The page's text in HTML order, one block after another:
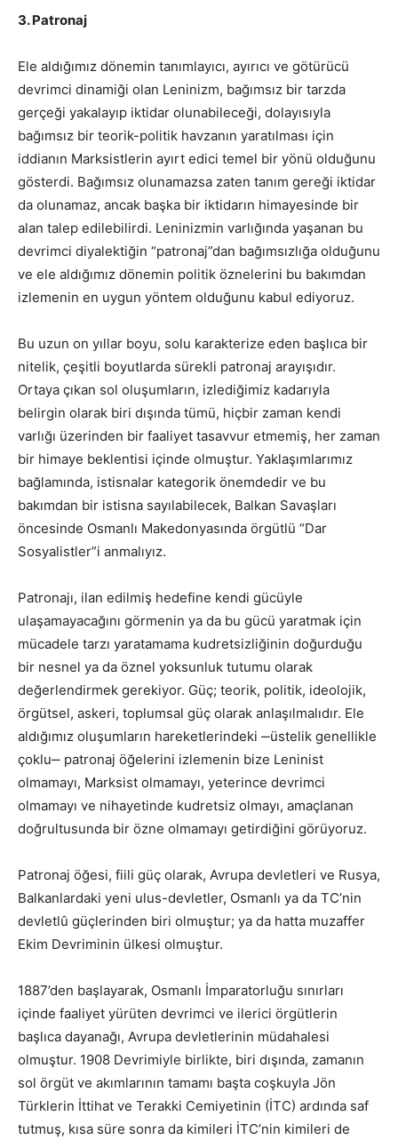
3. Patronaj
Ele aldığımız dönemin tanımlayıcı, ayırıcı ve götürücü
devrimci dinamiği olan Leninizm, bağımsız bir tarzda
gerçeği yakalayıp iktidar olunabileceği, dolayısıyla
bağımsız bir teorik-politik havzanın yaratılması için
iddianın Marksistlerin ayırt edici temel bir yönü olduğunu
gösterdi. Bağımsız olunamazsa zaten tanım gereği iktidar
da olunamaz, ancak başka bir iktidarın himayesinde bir
alan talep edilebilirdi. Leninizmin varlığında yaşanan bu
devrimci diyalektiğin “patronaj”dan bağımsızlığa olduğunu
ve ele aldığımız dönemin politik öznelerini bu bakımdan
izlemenin en uygun yöntem olduğunu kabul ediyoruz.
Bu uzun on yıllar boyu, solu karakterize eden başlıca bir
nitelik, çeşitli boyutlarda sürekli patronaj arayışıdır.
Ortaya çıkan sol oluşumların, izlediğimiz kadarıyla
belirgin olarak biri dışında tümü, hiçbir zaman kendi
varlığı üzerinden bir faaliyet tasavvur etmemiş, her zaman
bir himaye beklentisi içinde olmuştur. Yaklaşımlarımız
bağlamında, istisnalar kategorik önemdedir ve bu
bakımdan bir istisna sayılabilecek, Balkan Savaşları
öncesinde Osmanlı Makedonyasında örgütlü “Dar
Sosyalistler”i anmalıyız.
Patronajı, ilan edilmiş hedefine kendi gücüyle
ulaşamayacağını görmenin ya da bu gücü yaratmak için
mücadele tarzı yaratamama kudretsizliğinin doğurduğu
bir nesnel ya da öznel yoksunluk tutumu olarak
değerlendirmek gerekiyor. Güç; teorik, politik, ideolojik,
örgütsel, askeri, toplumsal güç olarak anlaşılmalıdır. Ele
aldığımız oluşumların hareketlerindeki ‒üstelik genellikle
çoklu‒ patronaj öğelerini izlemenin bize Leninist
olmamayı, Marksist olmamayı, yeterince devrimci
olmamayı ve nihayetinde kudretsiz olmayı, amaçlanan
doğrultusunda bir özne olmamayı getirdiğini görüyoruz.
Patronaj öğesi, fiili güç olarak, Avrupa devletleri ve Rusya,
Balkanlardaki yeni ulus-devletler, Osmanlı ya da TC’nin
devletlû güçlerinden biri olmuştur; ya da hatta muzaffer
Ekim Devriminin ülkesi olmuştur.
1887’den başlayarak, Osmanlı İmparatorluğu sınırları
içinde faaliyet yürüten devrimci ve ilerici örgütlerin
başlıca dayanağı, Avrupa devletlerinin müdahalesi
olmuştur. 1908 Devrimiyle birlikte, biri dışında, zamanın
sol örgüt ve akımlarının tamamı başta coşkuyla Jön
Türklerin İttihat ve Terakki Cemiyetinin (İTC) ardında saf
tutmuş, kısa süre sonra da kimileri İTC’nin kimileri de